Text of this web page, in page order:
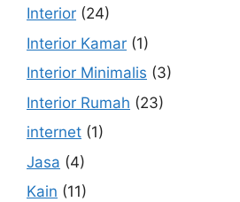
Interior (24)
Interior Kamar (1)
Interior Minimalis (3)
Interior Rumah (23)
internet (1)
Jasa (4)
Kain (11)